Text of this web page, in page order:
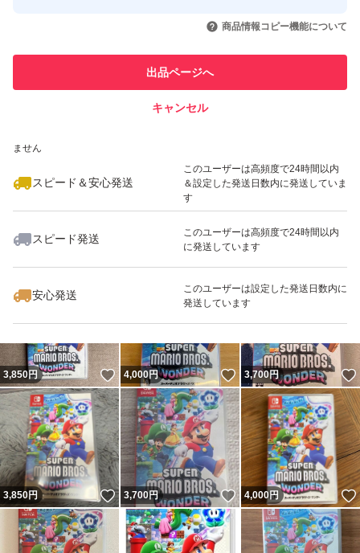
引を完了させた実績があります
での取引実績があります
ません
スピード＆安心発送
このユーザーは高頻度で24時間以内
＆設定した発送日数内に発送していま
す
スピード発送
このユーザーは高頻度で24時間以内
に発送しています
安心発送
このユーザーは設定した発送日数内に
発送しています
商品情報コピー機能について
出品ページへ
キャンセル
いいね！
5,480
3,850円 いいね！
4,000円 いいね！
3,700円
3,850円 いいね！
3,700円 いいね！
4,000円